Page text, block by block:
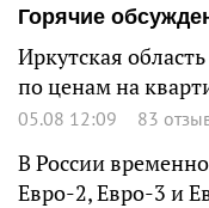
Горячие
Иркутская
по ценам на
05.08 12:09 83
В России
Евро-2, Евро-3 и